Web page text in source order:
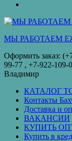
кредит
МЫ РАБОТАЕМ
Оформить заказ:
99-77‬ , +7-922-109-
Владимир
КАТАЛОГ
Контакты
Доставка и
ВАКАНСИИ
КУПИТЬ
Купить в